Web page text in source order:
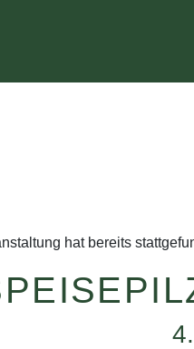
hat bereits